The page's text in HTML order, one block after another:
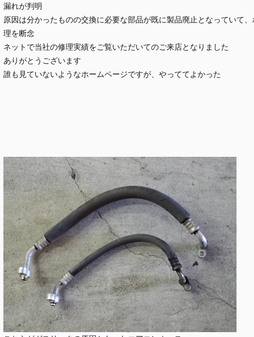
漏れが判明
原因は分かったものの交換に必要な部品が既に製品廃止となっていて
理を断念
ネットで当社の修理実績をご覧いただいてのご来店となりました
ありがとうございます
誰も見ていないようなホームページですが、やっててよかった